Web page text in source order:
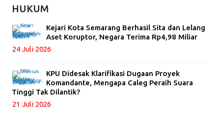
HUKUM
Kejari Kota Semarang Berhasil Sita dan Lelang
Aset Koruptor, Negara Terima Rp4,98 Miliar
24 Juli 2026
KPU Didesak Klarifikasi Dugaan Proyek
Komandante, Mengapa Caleg Peraih Suara
Tinggi Tak Dilantik?
21 Juli 2026